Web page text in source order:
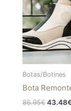
Botas/Botines
Bota
86.95€43.48